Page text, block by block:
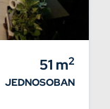
51 m2
JEDNOSOBAN